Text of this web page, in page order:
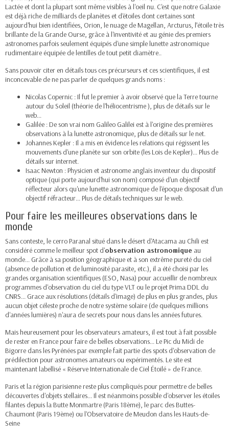
Lactée et dont la plupart sont même visibles à l'oeil nu. C'est que notre Galaxie
est déjà riche de milliards de planètes et d'étoiles dont certaines sont
aujourd'hui bien identifiées, Orion, le nuage de Magellan, Arcturus, l’étoile très
brillante de la Grande Ourse, grâce à l'inventivité et au génie des premiers
astronomes parfois seulement équipés d'une simple lunette astronomique
rudimentaire équipée de lentilles de tout petit diamètre..
Sans pouvoir citer en détails tous ces précurseurs et ces scientifiques, il est
inconcevable de ne pas parler de quelques grands noms :
Nicolas Copernic : Il fut le premier à avoir observé que la Terre tourne
autour du Soleil (théorie de l'héliocentrisme ), plus de détails sur le
web...
Galilée : De son vrai nom Galileo Galilei est à l'origine des premières
observations à la lunette astronomique, plus de détails sur le net.
Johannes Kepler : Il a mis en évidence les relations qui régissent les
mouvements d'une planète sur son orbite (les Lois de Kepler)... Plus de
détails sur internet.
Isaac Newton : Physicien et astronome anglais inventeur du dispositif
optique (qui porte aujourd'hui son nom) composé d'un objectif
réflecteur alors qu'une lunette astronomique de l'époque disposait d'un
objectif réfracteur... Plus de détails techniques sur le web.
Pour faire les meilleures observations dans le
monde
Sans conteste, le cerro Paranal situé dans le désert d'Atacama au Chili est
considéré comme le meilleur spot d'observation astronomique au
monde... Grâce à sa position géographique et à son extrême pureté du ciel
(absence de pollution et de luminosité parasite, etc.), il a été choisi par les
grandes organisation scientifiques (ESO, Nasa) pour accueillir de nombreux
programmes d'observation du ciel du type VLT ou le projet Prima DDL du
CNRS... Grace aux résolutions (détails d'image) de plus en plus grandes, plus
aucun objet céleste proche de notre système solaire (de quelques millions
d'années lumières) n'aura de secrets pour nous dans les années futures.
Mais heureusement pour les observateurs amateurs, il est tout à fait possible
de rester en France pour faire de belles observations... Le Pic du Midi de
Bigorre dans les Pyrénées par exemple fait partie des spots d'observation de
prédilection pour astronomes amateurs ou expérimentés. Le site est
maintenant labellisé « Réserve Internationale de Ciel Étoilé » de France.
Paris et la région parisienne reste plus compliqués pour permettre de belles
découvertes d'objets stellaires... Il est néanmoins possible d'observer les étoiles
filantes depuis la Butte Monmartre (Paris 18ème), le parc des Buttes-
Chaumont (Paris 19ème) ou l'Observatoire de Meudon dans les Hauts-de-
Seine